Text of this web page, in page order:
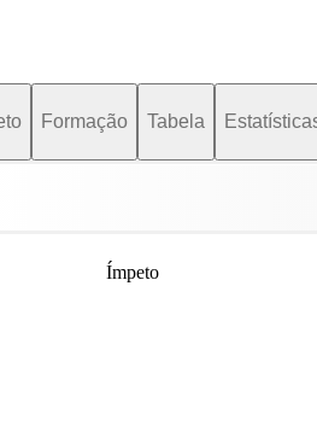
Formação Tabela
Ímpeto